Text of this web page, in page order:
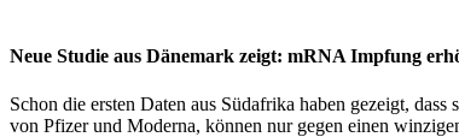
Neue Studie aus Dänemark zeigt: mRNA Impfung
Schon die ersten Daten aus Südafrika haben gezeigt,
von Pfizer und Moderna, können nur gegen einen